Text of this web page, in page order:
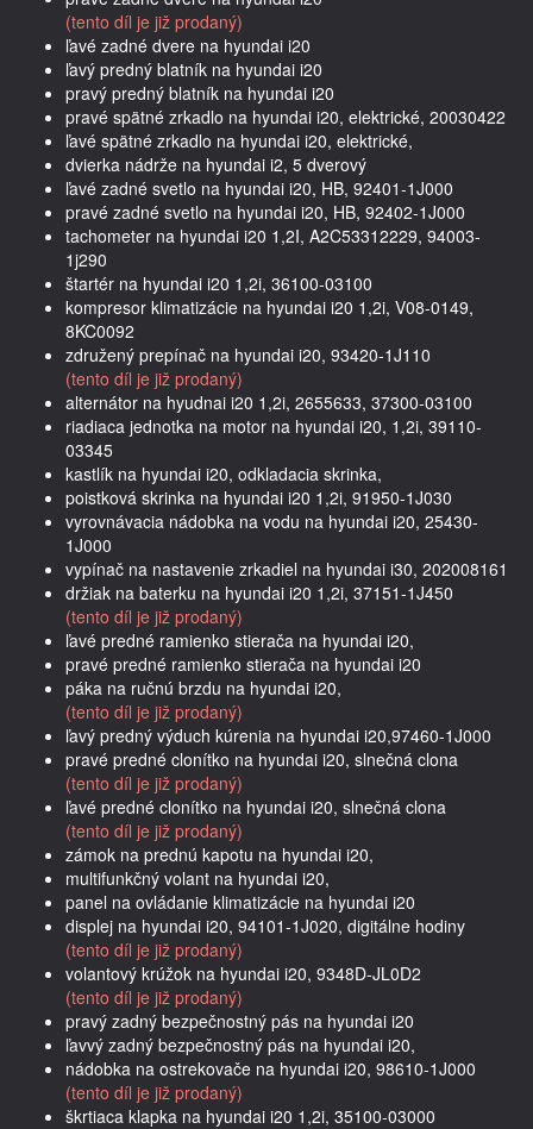
(tento díl je již prodaný)
ľavé zadné dvere na hyundai i20
ľavý predný blatník na hyundai i20
pravý predný blatník na hyundai i20
pravé spätné zrkadlo na hyundai i20, elektrické, 20030422
ľavé spätné zrkadlo na hyundai i20, elektrické,
dvierka nádrže na hyundai i2, 5 dverový
ľavé zadné svetlo na hyundai i20, HB, 92401-1J000
pravé zadné svetlo na hyundai i20, HB, 92402-1J000
tachometer na hyundai i20 1,2I, A2C53312229, 94003-
1j290
štartér na hyundai i20 1,2i, 36100-03100
kompresor klimatizácie na hyundai i20 1,2i, V08-0149,
8KC0092
združený prepínač na hyundai i20, 93420-1J110
(tento díl je již prodaný)
alternátor na hyudnai i20 1,2i, 2655633, 37300-03100
riadiaca jednotka na motor na hyundai i20, 1,2i, 39110-
03345
kastlík na hyundai i20, odkladacia skrinka,
poistková skrinka na hyundai i20 1,2i, 91950-1J030
vyrovnávacia nádobka na vodu na hyundai i20, 25430-
1J000
vypínač na nastavenie zrkadiel na hyundai i30, 202008161
držiak na baterku na hyundai i20 1,2i, 37151-1J450
(tento díl je již prodaný)
ľavé predné ramienko stierača na hyundai i20,
pravé predné ramienko stierača na hyundai i20
páka na ručnú brzdu na hyundai i20,
(tento díl je již prodaný)
ľavý predný výduch kúrenia na hyundai i20,97460-1J000
pravé predné clonítko na hyundai i20, slnečná clona
(tento díl je již prodaný)
ľavé predné clonítko na hyundai i20, slnečná clona
(tento díl je již prodaný)
zámok na prednú kapotu na hyundai i20,
multifunkčný volant na hyundai i20,
panel na ovládanie klimatizácie na hyundai i20
displej na hyundai i20, 94101-1J020, digitálne hodiny
(tento díl je již prodaný)
volantový krúžok na hyundai i20, 9348D-JL0D2
(tento díl je již prodaný)
pravý zadný bezpečnostný pás na hyundai i20
ľavvý zadný bezpečnostný pás na hyundai i20,
nádobka na ostrekovače na hyundai i20, 98610-1J000
(tento díl je již prodaný)
škrtiaca klapka na hyundai i20 1,2i, 35100-03000